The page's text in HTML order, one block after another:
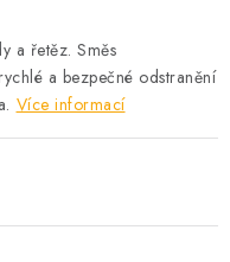
služby Profigaráž.cz
a řetěz. Směs
a bezpečné odstranění
Více informací